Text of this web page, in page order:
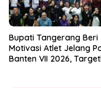
Bupati Tangerang Beri
Motivasi Atlet Jelang
Banten VII 2026,